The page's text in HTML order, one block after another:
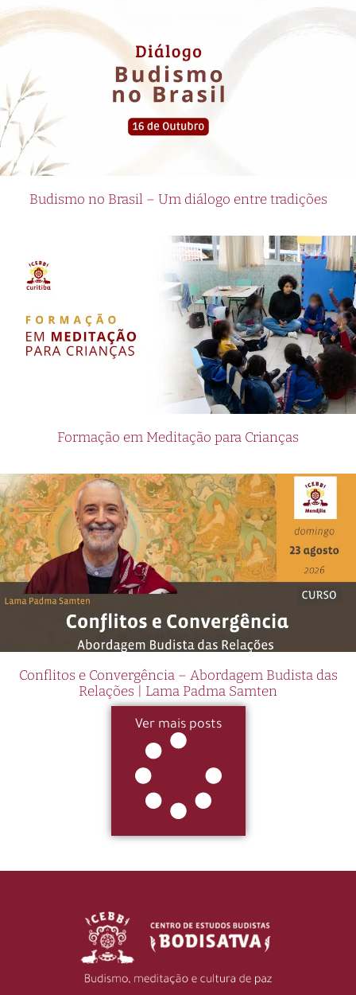
Budismo no Brasil – Um diálogo entre tradições
Formação em Meditação para Crianças
Conflitos e Convergência – Abordagem Budista das
Relações | Lama Padma Samten
Ver mais posts